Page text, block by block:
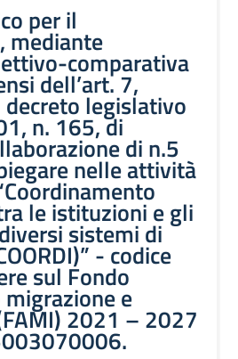
per il
mediante
comparativa
dell’art. 7,
legislativo
n. 165, di
di n.5
nelle attività
le istituzioni e gli
sistemi di
- codice
sul Fondo
e
2021 – 2027